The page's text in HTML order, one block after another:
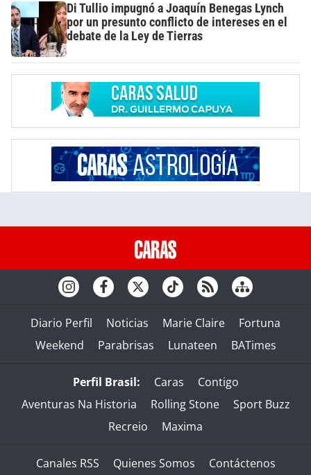
Di Tullio impugnó a Joaquín Benegas Lynch
por un presunto conflicto de intereses en el
debate de la Ley de Tierras
Diario Perfil Noticias Marie Claire
Fortuna
Weekend
Parabrisas Lunateen BATimes
Perfil Brasil: Caras
Contigo
Aventuras Na Historia
Rolling Stone
Sport Buzz
Recreio
Maxima
Canales RSS Quienes Somos Contáctenos